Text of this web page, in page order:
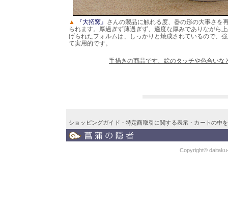
▲ 『大拓窯』 さんの製品に触れる度、器の形の大事さを
られます。厚過ぎず薄過ぎず、適度な厚みでありながら
げられたフォルムは、しっかりと焼成されているので、
て実用的です。
手描きの商品です、絵のタッチや色合い
ショッピングガイド ・特定商取引に関する表示 ・ カートの中
Copyright©